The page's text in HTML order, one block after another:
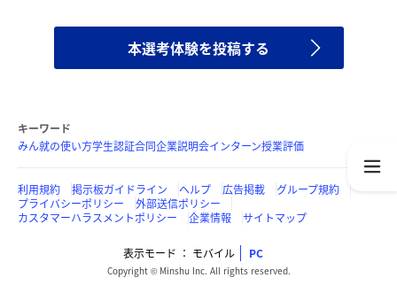
本選考体験を投稿する
キーワード
みん就の使い方学生認証合同企業説明会インターン授業評価
利用規約 掲示板ガイドライン ヘルプ 広告掲載
グループ規約
プライバシーポリシー
外部送信ポリシー
カスタマーハラスメントポリシー
企業情報 サイトマップ
表示モード モバイル PC
Copyright © Minshu Inc. All rights reserved.